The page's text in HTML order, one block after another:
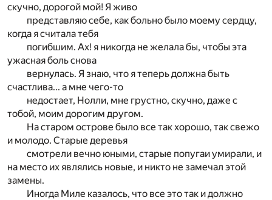
скучно, дорогой мой! Я живо
представляю себе, как больно было моему сердцу,
когда я считала тебя
погибшим. Ах! я никогда не желала бы, чтобы эта
ужасная боль снова
вернулась. Я знаю, что я теперь должна быть
счастлива... а мне чего-то
недостает, Нолли, мне грустно, скучно, даже с
тобой, моим дорогим другом.
На старом острове было все так хорошо, так свежо
и молодо. Старые деревья
смотрели вечно юными, старые попугаи умирали, и
на место их являлись новые, и никто не замечал этой
замены.
Иногда Миле казалось, что все это так и должно